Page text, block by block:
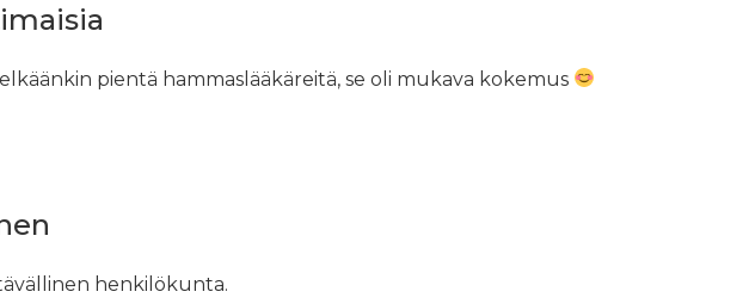
pientä hammaslääkäreitä, se oli mukava kokemus
henkilökunta.